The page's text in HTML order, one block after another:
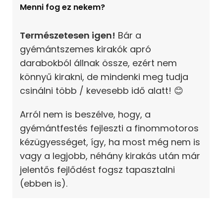
Menni fog ez nekem?
Természetesen igen! Bár a
gyémántszemes kirakók apró
darabokból állnak össze, ezért nem
könnyű kirakni, de mindenki meg tudja
csinálni több / kevesebb idő alatt! 😊
Arról nem is beszélve, hogy, a
gyémántfestés fejleszti a finommotoros
kézügyességet, így, ha most még nem is
vagy a legjobb, néhány kirakás után már
jelentős fejlődést fogsz tapasztalni
(ebben is).